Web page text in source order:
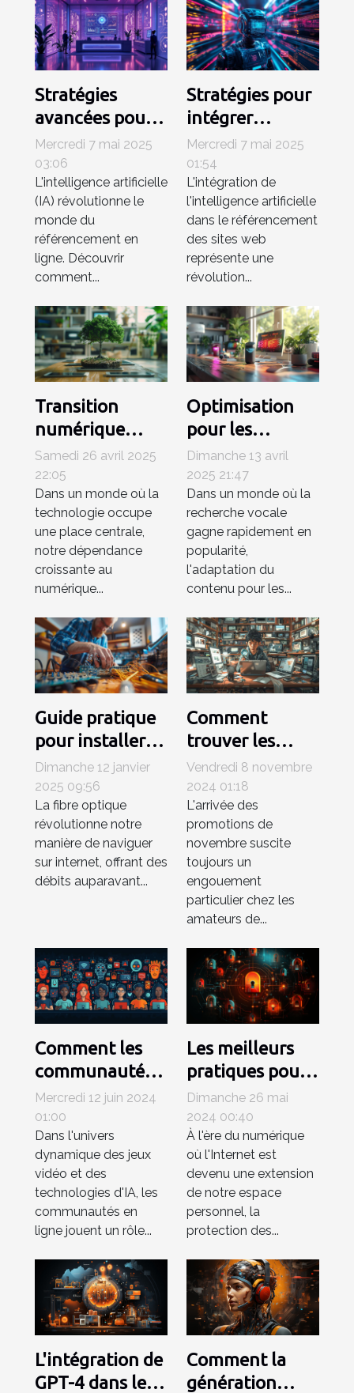
Stratégies
avancées pour
améliorer le
SEO avec les
outils
d'intelligence
artificielle
Mercredi 7 mai 2025
03:06
L'intelligence artificielle
(IA) révolutionne le
monde du
référencement en
ligne. Découvrir
comment...
Stratégies pour
intégrer
efficacement
l'IA dans le SEO
de sites web
Mercredi 7 mai 2025
01:54
L'intégration de
l'intelligence artificielle
dans le référencement
des sites web
représente une
révolution...
Transition
numérique
écologique
comment
réduire
l'empreinte
carbone de
votre vie
digitale
Samedi 26 avril 2025
22:05
Dans un monde où la
technologie occupe
une place centrale,
notre dépendance
croissante au
numérique...
Optimisation
pour les
assistants
vocaux
comment
adapter votre
contenu pour
Siri et Google
Assistant
Dimanche 13 avril
2025 21:47
Dans un monde où la
recherche vocale
gagne rapidement en
popularité,
l'adaptation du
contenu pour les...
Guide pratique
pour installer
un kit de prise
terminale
optique chez soi
Dimanche 12 janvier
2025 09:56
La fibre optique
révolutionne notre
manière de naviguer
sur internet, offrant des
débits auparavant...
Comment
trouver les
meilleures
offres tech
durant les
promotions de
novembre
Vendredi 8 novembre
2024 01:18
L'arrivée des
promotions de
novembre suscite
toujours un
engouement
particulier chez les
amateurs de...
Comment les
communautés
en ligne
influencent
l'évolution des
jeux vidéo et
des
technologies
d'IA
Mercredi 12 juin 2024
01:00
Dans l'univers
dynamique des jeux
vidéo et des
technologies d'IA, les
communautés en
ligne jouent un rôle...
Les meilleurs
pratiques pour
sécuriser vos
données
personnelles
sur Internet
Dimanche 26 mai
2024 00:40
À l'ère du numérique
où l'Internet est
devenu une extension
de notre espace
personnel, la
protection des...
L'intégration de
GPT-4 dans les
Comment la
génération